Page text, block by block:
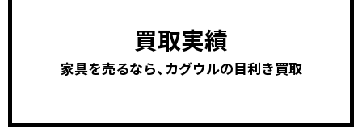
買取実績
家具を売るなら、カグウルの目利き買取